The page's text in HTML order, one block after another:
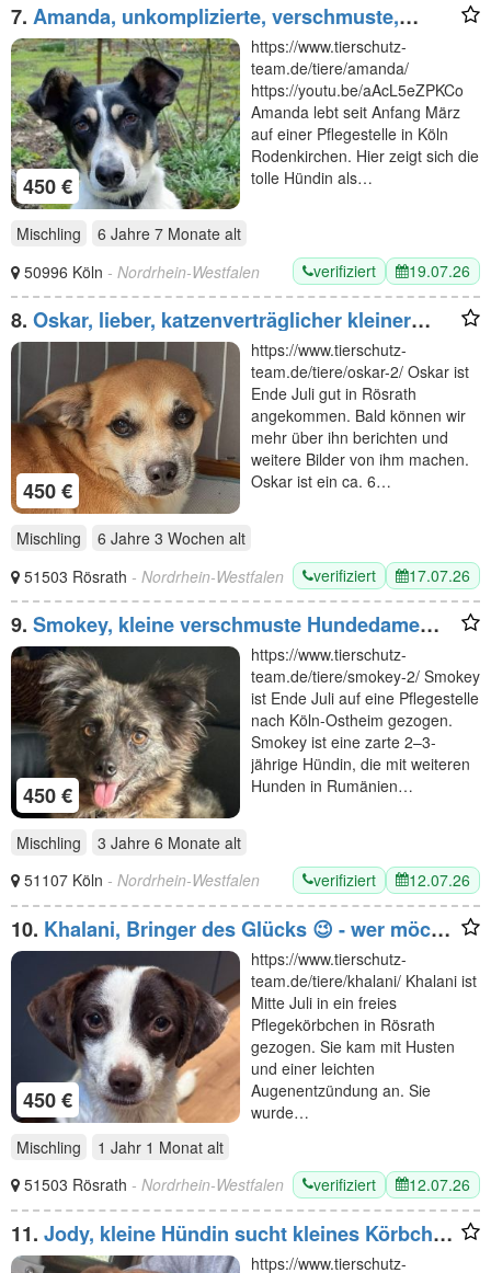
7. Amanda, unkomplizierte, verschmuste,
freundliche Hundedame sucht ein Für-Immer
Zuhause, 5 J, 54 cm
450 €
https://www.tierschutz-
team.de/tiere/amanda/
https://youtu.be/aAcL5eZPKCo
Amanda lebt seit Anfang März
auf einer Pflegestelle in Köln
Rodenkirchen. Hier zeigt sich die
tolle Hündin als…
Mischling 6 Jahre 7 Monate alt
50996 Köln - Nordrhein-Westfalen verifiziert 19.07.26
8. Oskar, lieber, katzenverträglicher kleiner
Hund sucht ein neues Für-Immer-Zuhause, 6J,
32cm
450 €
https://www.tierschutz-
team.de/tiere/oskar-2/ Oskar ist
Ende Juli gut in Rösrath
angekommen. Bald können wir
mehr über ihn berichten und
weitere Bilder von ihm machen.
Oskar ist ein ca. 6…
Mischling 6 Jahre 3 Wochen alt
51503 Rösrath - Nordrhein-Westfalen verifiziert 17.07.26
9. Smokey, kleine verschmuste Hundedame
sucht ein neues Zuhause, 3J, 31cm
450 €
https://www.tierschutz-
team.de/tiere/smokey-2/ Smokey
ist Ende Juli auf eine Pflegestelle
nach Köln-Ostheim gezogen.
Smokey ist eine zarte 2–3-
jährige Hündin, die mit weiteren
Hunden in Rumänien…
Mischling 3 Jahre 6 Monate alt
51107 Köln - Nordrhein-Westfalen verifiziert 12.07.26
10. Khalani, Bringer des Glücks 😉 - wer möchte
das Glück bei sich einziehen lassen? 1J, 39cm
450 €
https://www.tierschutz-
team.de/tiere/khalani/ Khalani ist
Mitte Juli in ein freies
Pflegekörbchen in Rösrath
gezogen. Sie kam mit Husten
und einer leichten
Augenentzündung an. Sie
wurde…
Mischling
1 Jahr 1 Monat alt
51503 Rösrath - Nordrhein-Westfalen verifiziert 12.07.26
11. Jody, kleine Hündin sucht kleines Körbchen
oder auch Sofaplatz ;-), 4J, 35cmhttps://www.tierschutz-